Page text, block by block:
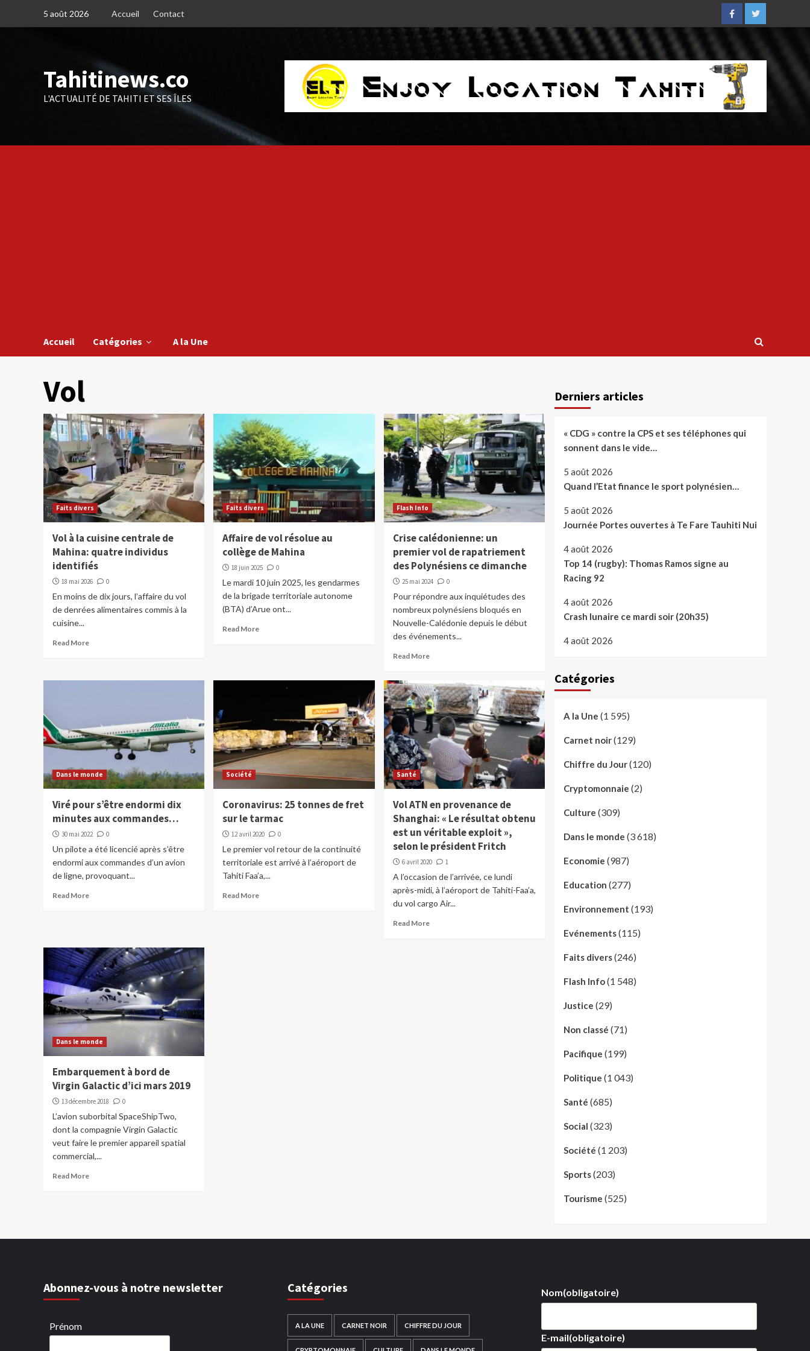
5 août 2026 Accueil Contact
FacebookTwitter
Tahitinews.co
L'ACTUALITÉ DE TAHITI ET SES ÎLES
Accueil Catégories A la Une
Vol
Faits divers
Vol à la cuisine centrale de
Mahina: quatre individus
identifiés
18 mai 2026 0
En moins de dix jours, l’affaire du vol
de denrées alimentaires commis à la
cuisine...
Read More
Faits divers
Affaire de vol résolue au
collège de Mahina
18 juin 2025 0
Le mardi 10 juin 2025, les gendarmes
de la brigade territoriale autonome
(BTA) d’Arue ont...
Read More
Flash Info
Crise calédonienne: un
premier vol de rapatriement
des Polynésiens ce dimanche
25 mai 2024 0
Pour répondre aux inquiétudes des
nombreux polynésiens bloqués en
Nouvelle-Calédonie depuis le début
des événements...
Read More
Dans le monde
Viré pour s’être endormi dix
minutes aux commandes…
30 mai 2022 0
Un pilote a été licencié après s’être
endormi aux commandes d’un avion
de ligne, provoquant...
Read More
Société
Coronavirus: 25 tonnes de fret
sur le tarmac
12 avril 2020 0
Le premier vol retour de la continuité
territoriale est arrivé à l’aéroport de
Tahiti Faa’a,...
Read More
Santé
Vol ATN en provenance de
Shanghai: « Le résultat obtenu
est un véritable exploit »,
selon le président Fritch
6 avril 2020 1
A l’occasion de l’arrivée, ce lundi
après-midi, à l’aéroport de Tahiti-Faa’a,
du vol cargo Air...
Read More
Dans le monde
Embarquement à bord de
Virgin Galactic d’ici mars 2019
13 décembre 2018 0
L’avion suborbital SpaceShipTwo,
dont la compagnie Virgin Galactic
veut faire le premier appareil spatial
commercial,...
Read More
Derniers articles
« CDG » contre la CPS et ses téléphones qui
sonnent dans le vide…
5 août 2026
Quand l’Etat finance le sport polynésien…
5 août 2026
Journée Portes ouvertes à Te Fare Tauhiti Nui
4 août 2026
Top 14 (rugby): Thomas Ramos signe au
Racing 92
4 août 2026
Crash lunaire ce mardi soir (20h35)
4 août 2026
Catégories
A la Une (1 595)
Carnet noir(129)
Chiffre du Jour(120)
Cryptomonnaie (2)
Culture (309)
Dans le monde (3 618)
Economie (987)
Education (277)
Environnement (193)
Evénements(115)
Faits divers(246)
Flash Info(1 548)
Justice (29)
Non classé (71)
Pacifique (199)
Politique (1 043)
Santé (685)
Social (323)
Société (1 203)
Sports(203)
Tourisme (525)
Abonnez-vous à notre newsletter
Prénom
Catégories
A LA UNE CARNET NOIR CHIFFRE DU JOUR
Nom(obligatoire)
E-mail(obligatoire)